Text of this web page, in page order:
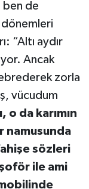
ben de
“Altı aydır
Ancak
zorla
vücudum
da karımın
namusunda
sözleri
ile ami